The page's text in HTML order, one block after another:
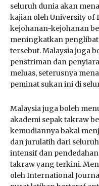
seluruh dunia akan
kajian oleh University of
kejohanan-kejohanan
meningkatkan
tersebut. Malaysia juga
penstriman dan
meluas, seterusnya
peminat sukan ini di
Malaysia juga boleh
akademi sepak takraw
kemudiannya bakal
dan jurulatih dari
intensif dan
takraw yang terkini.
oleh International